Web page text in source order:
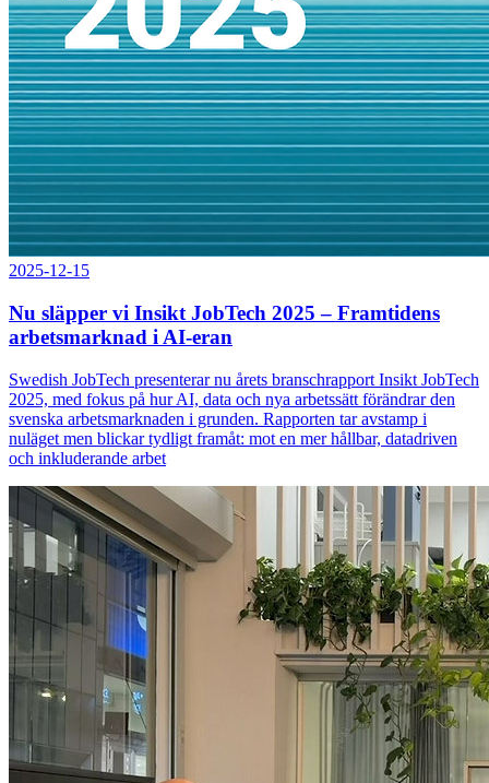
2025-12-15
Nu släpper vi Insikt JobTech 2025 – Framtidens
arbetsmarknad i AI-eran
Swedish JobTech presenterar nu årets branschrapport Insikt JobTech
2025, med fokus på hur AI, data och nya arbetssätt förändrar den
svenska arbetsmarknaden i grunden. Rapporten tar avstamp i
nuläget men blickar tydligt framåt: mot en mer hållbar, datadriven
och inkluderande arbet